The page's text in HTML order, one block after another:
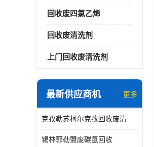
回收废四氯乙烯
回收废清洗剂
上门回收废清洗剂
最新供应商机 更多
克孜勒苏柯尔克孜回收废清洗剂
锡林郭勒盟废碳氢回收